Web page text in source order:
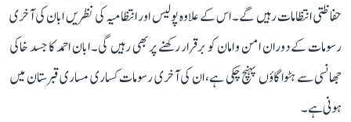
حفاظتی انتظامات رہیں گے۔ اس کے علاوہ پولیس اور انتظامیہ کی نظریں ابان کی آخری
رسومات کے دوران امن و امان کو برقرار رکھنے پر بھی رہیں گی۔ ابان احمد کا جسد خاکی
جھانسی سے ہٹوا گاؤں پہنچ چکی ہے، ان کی آخری رسومات کساری مساری قبرستان میں
ہونی ہے۔